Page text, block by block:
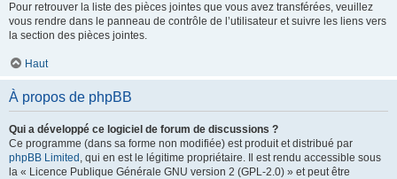
Pour retrouver la liste des pièces jointes que vous avez transférées, veuillez
vous rendre dans le panneau de contrôle de l’utilisateur et suivre les liens vers
la section des pièces jointes.
Haut
À propos de phpBB
Qui a développé ce logiciel de forum de discussions ?
Ce programme (dans sa forme non modifiée) est produit et distribué par
phpBB Limited , qui en est le légitime propriétaire. Il est rendu accessible sous
la « Licence Publique Générale GNU version 2 (GPL-2.0) » et peut être